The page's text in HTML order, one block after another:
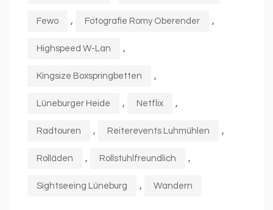
Fewo , Fotografie Romy Oberender ,
Highspeed W-Lan ,
Kingsize Boxspringbetten ,
Lüneburger Heide , Netflix ,
Radtouren , Reiterevents Luhmühlen ,
Rolläden , Rollstuhlfreundlich ,
Sightseeing Lüneburg , Wandern